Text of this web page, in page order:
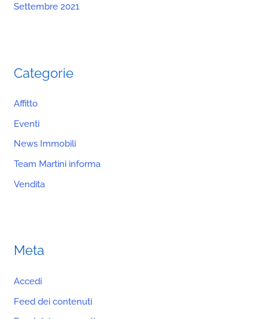
Settembre 2021
Categorie
Affitto
Eventi
News Immobili
Team Martini informa
Vendita
Meta
Accedi
Feed dei contenuti